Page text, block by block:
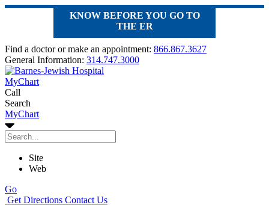
KNOW BEFORE YOU GO TO
THE ER
Find a doctor or make an appointment: 866.867.3627
General Information: 314.747.3000
MyChart
Call
Search
MyChart
Site
Web
Go
Get Directions Contact Us